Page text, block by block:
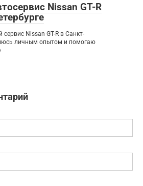
Nissan GT-R
Nissan GT-R в Санкт-
личным опытом и помогаю